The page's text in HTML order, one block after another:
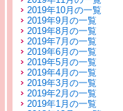
2019年10月の一覧
2019年9月の一覧
2019年8月の一覧
2019年7月の一覧
2019年6月の一覧
2019年5月の一覧
2019年4月の一覧
2019年3月の一覧
2019年2月の一覧
2019年1月の一覧